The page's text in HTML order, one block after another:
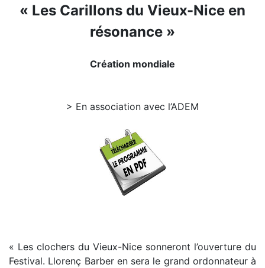
« Les Carillons du Vieux-Nice en
résonance »
Création mondiale
> En association avec l’ADEM
« Les clochers du Vieux-Nice sonneront l’ouverture du
Festival. Llorenç Barber en sera le grand ordonnateur à